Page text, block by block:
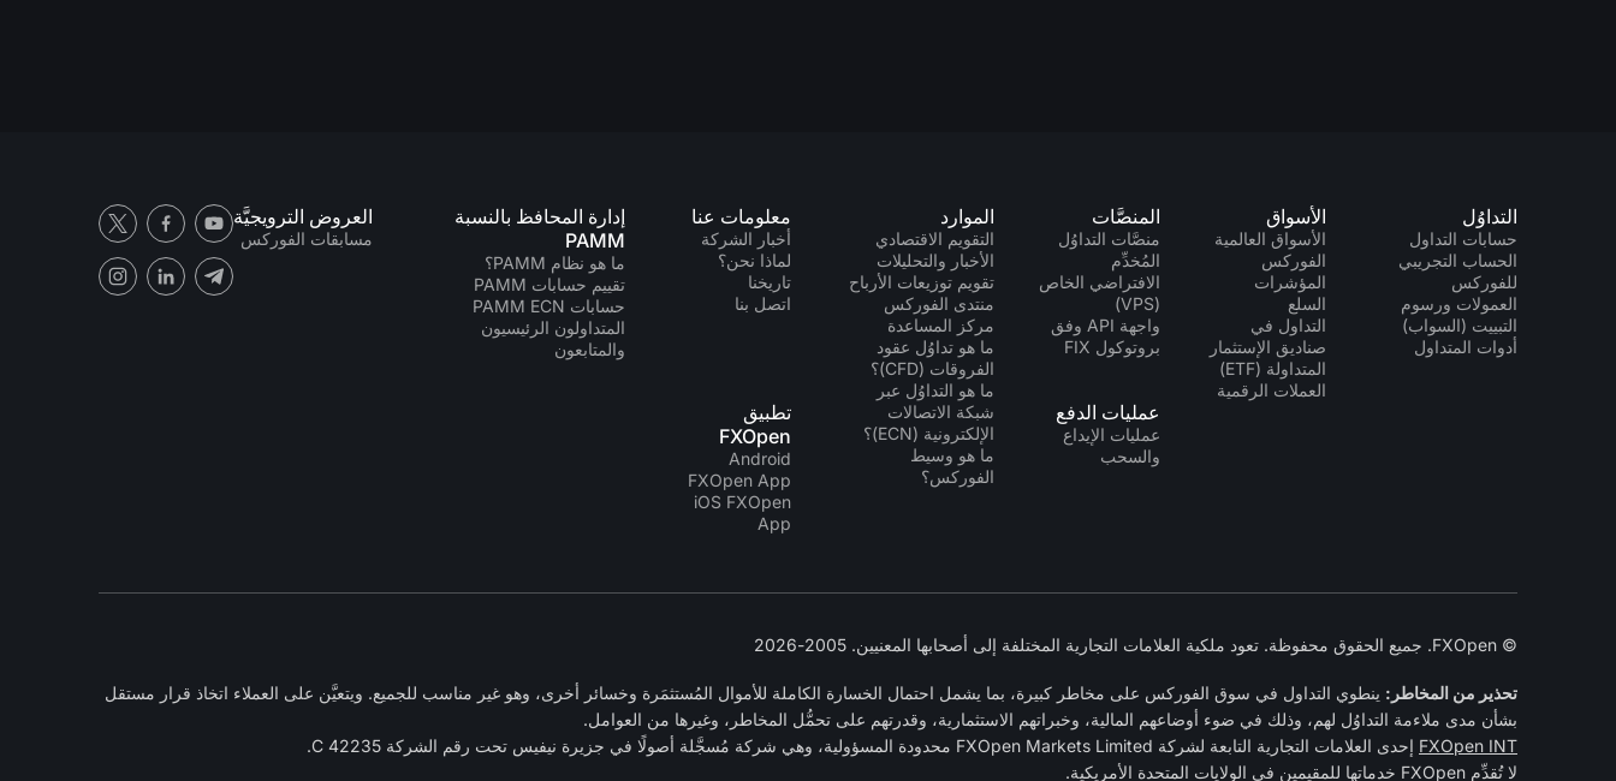
التداوُل
حسابات التداول
الحساب التجريبي
للفوركس
العمولات ورسوم
التبييت (السواب)
أدوات المتداول
الأسواق
الأسواق العالمية
الفوركس
المؤشرات
السلع
التداول في
صناديق الإستثمار
المتداولة (ETF)
العملات الرقمية
المنصَّات
منصَّات التداوُل
المُخدِّم
الافتراضي الخاص
(VPS)
واجهة API وفق
بروتوكول FIX
عمليات الدفع
عمليات الإيداع
والسحب
الموارد
التقويم الاقتصادي
الأخبار والتحليلات
تقويم توزيعات الأرباح
منتدى الفوركس
مركز المساعدة
ما هو تداوُل عقود
الفروقات (CFD)؟
ما هو التداوُل عبر
شبكة الاتصالات
الإلكترونية (ECN)؟
ما هو وسيط
الفوركس؟
معلومات عنا
أخبار الشركة
لماذا نحن؟
تاريخنا
اتصل بنا
تطبيق
FXOpen
Android
FXOpen App
iOS FXOpen
App
إدارة المحافظ بالنسبة
PAMM
ما هو نظام PAMM؟
تقييم حسابات PAMM
حسابات PAMM ECN
المتداولون الرئيسيون
والمتابعون
العروض الترويجيَّة
مسابقات الفوركس
© FXOpen. جميع الحقوق محفوظة. تعود ملكية العلامات التجارية المختلفة إلى أصحابها المعنيين. 2005-2026
تحذير من المخاطر: ينطوي التداول في سوق الفوركس على مخاطر كبيرة، بما يشمل احتمال الخسارة الكاملة للأموال المُستثمَرة وخسائر أخرى، وهو غير مناسب للجميع. ويتعيَّن على العملاء اتخاذ قرار مستقل
بشأن مدى ملاءمة التداوُل لهم، وذلك في ضوء أوضاعهم المالية، وخبراتهم الاستثمارية، وقدرتهم على تحمُّل المخاطر، وغيرها من العوامل.
FXOpen INT إحدى العلامات التجارية التابعة لشركة FXOpen Markets Limited محدودة المسؤولية، وهي شركة مُسجَّلة أصولًا في جزيرة نيفيس تحت رقم الشركة C 42235.
لا تُقدِّم FXOpen خدماتها للمقيمين في الولايات المتحدة الأمريكية.